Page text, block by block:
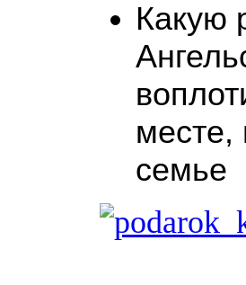
Какую
месте,
семье